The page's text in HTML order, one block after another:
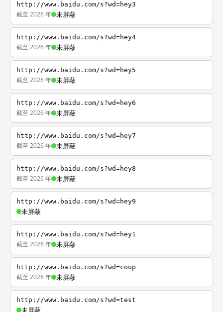
http://www.baidu.com/s?wd=hey3
截至 2026 年 未屏蔽
http://www.baidu.com/s?wd=hey4
截至 2026 年 未屏蔽
http://www.baidu.com/s?wd=hey5
截至 2026 年 未屏蔽
http://www.baidu.com/s?wd=hey6
截至 2026 年 未屏蔽
http://www.baidu.com/s?wd=hey7
截至 2026 年 未屏蔽
http://www.baidu.com/s?wd=hey8
截至 2026 年 未屏蔽
http://www.baidu.com/s?wd=hey9
未屏蔽
http://www.baidu.com/s?wd=hey1
截至 2026 年 未屏蔽
http://www.baidu.com/s?wd=coup
截至 2026 年 未屏蔽
http://www.baidu.com/s?wd=test
未屏蔽